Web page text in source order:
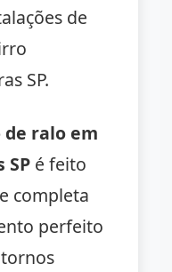
de
SP.
ralo em
SP é feito
completa
perfeito